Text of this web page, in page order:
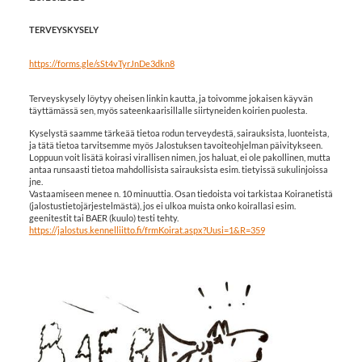
TERVEYSKYSELY
https://forms.gle/sSt4vTyrJnDe3dkn8
Terveyskysely löytyy oheisen linkin kautta, ja toivomme jokaisen käyvän
täyttämässä sen, myös sateenkaarisillalle siirtyneiden koirien puolesta.
Kyselystä saamme tärkeää tietoa rodun terveydestä, sairauksista, luonteista,
ja tätä tietoa tarvitsemme myös Jalostuksen tavoiteohjelman päivitykseen.
Loppuun voit lisätä koirasi virallisen nimen, jos haluat, ei ole pakollinen, mutta
antaa runsaasti tietoa mahdollisista sairauksista esim. tietyissä sukulinjoissa
jne.
Vastaamiseen menee n. 10 minuuttia. Osan tiedoista voi tarkistaa Koiranetistä
(jalostustietojärjestelmästä), jos ei ulkoa muista onko koirallasi esim.
geenitestit tai BAER (kuulo) testi tehty.
https://jalostus.kennelliitto.fi/frmKoirat.aspx?Uusi=1&R=359